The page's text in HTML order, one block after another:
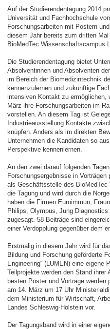
Auf der Studierendentagung 2014
Universität und Fachhochschule
Forschungsarbeiten mit Postern
diesem Jahr bereits zum dritten
BioMedTec Wissenschaftscampus
Die Studierendentagung bietet
Absolventinnen und Absolventen
im Bereich der Biomedizintechnik
kennenzulernen und zukünftige
intensiven Kontakt zu ermöglichen,
März ihre Forschungsarbeiten im
vorstellen. An diesem Tag ist
Industrieausstellung Kontakte
knüpfen. Anders als im direkten
Unternehmen die Kandidaten so
Perspektive kennenlernen.
An den zwei darauf folgenden
Forschungsergebnisse in
als Geschäftsstelle des
die Tagung und wird durch die
haben die Firmen Euroimmun,
Philips, Olympus, Jung
zugesagt. 58 Beiträge sind
einer Verdopplung gegenüber dem
Erstmalig in diesem Jahr wird für
Bildung und Forschung geförderte
Engineering“ (LUMEN) eine eigene
Teilprojekte werden den Stand ihrer
besten Poster und Vorträge
am 14. März um 17 Uhr
dem Ministerium für Wirtschaft,
Landes Schleswig-Holstein vor.
Der Tagungsband wird in einer